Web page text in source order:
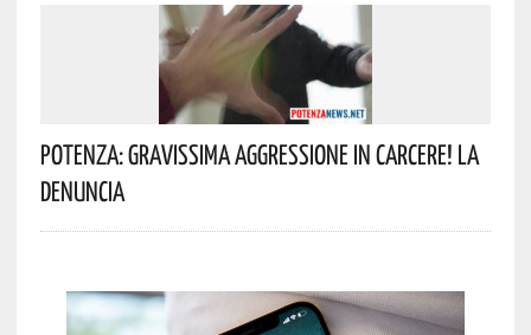
Potenza: Gravissima Aggressione In Carcere! La
Denuncia